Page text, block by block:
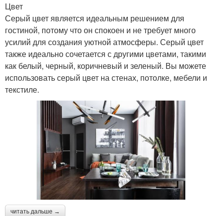
Цвет
Серый цвет является идеальным решением для
гостиной, потому что он спокоен и не требует много
усилий для создания уютной атмосферы. Серый цвет
также идеально сочетается с другими цветами, такими
как белый, черный, коричневый и зеленый. Вы можете
использовать серый цвет на стенах, потолке, мебели и
текстиле.
читать дальше →